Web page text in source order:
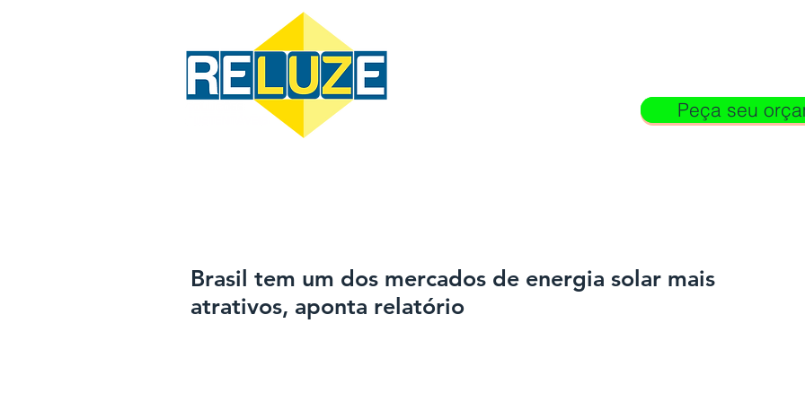
Peça seu
Peça seu
Brasil tem um dos mercados de energia solar mais
atrativos, aponta relatório